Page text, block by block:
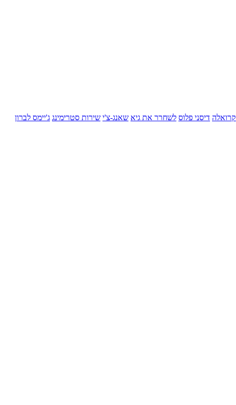
קרואלה דיסני פלוס לשחרר את גיא שאנג-צ'י שירות סטרימינג ג'יימס לברון